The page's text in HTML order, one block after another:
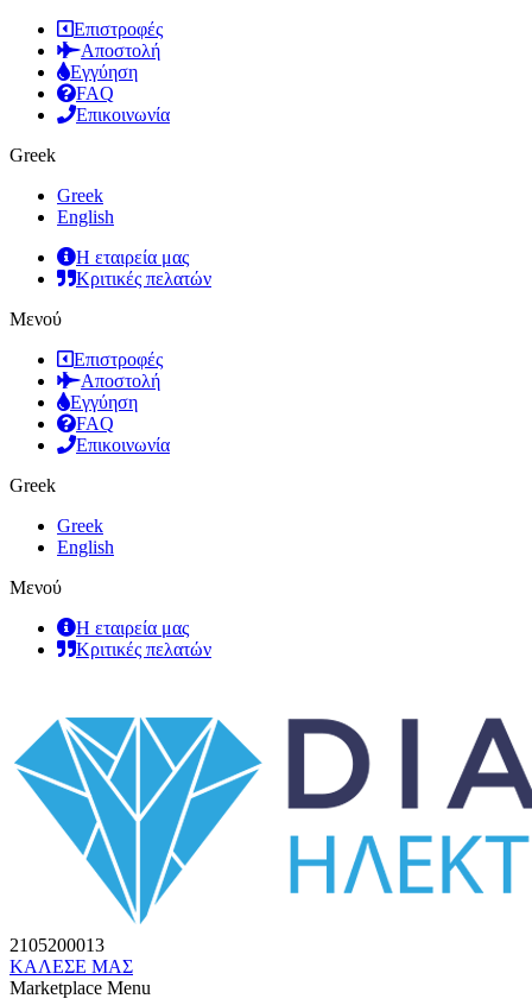
Επιστροφές
Αποστολή
Εγγύηση
FAQ
Επικοινωνία
Greek
Greek
English
Η εταιρεία μας
Κριτικές πελατών
Μενού
Επιστροφές
Αποστολή
Εγγύηση
FAQ
Επικοινωνία
Greek
Greek
English
Μενού
Η εταιρεία μας
Κριτικές πελατών
2105200013
ΚΑΛΕΣΕ ΜΑΣ
Marketplace Menu